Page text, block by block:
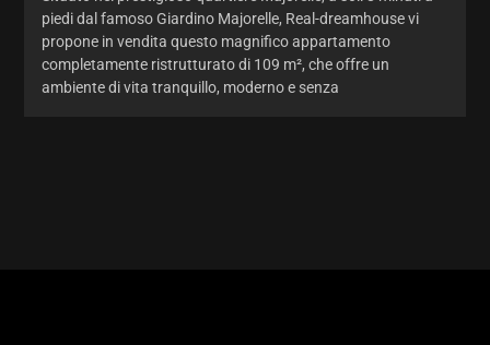
piedi dal famoso Giardino Majorelle, Real-dreamhouse vi
propone in vendita questo magnifico appartamento
completamente ristrutturato di 109 m², che offre un
ambiente di vita tranquillo, moderno e senza